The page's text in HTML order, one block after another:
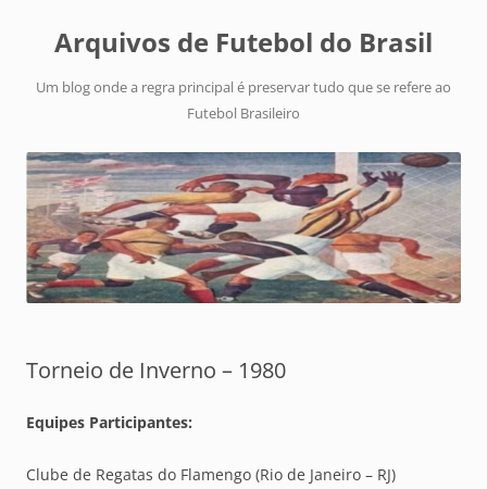
Arquivos de Futebol do Brasil
Um blog onde a regra principal é preservar tudo que se refere ao
Futebol Brasileiro
Torneio de Inverno – 1980
Equipes Participantes:
Clube de Regatas do Flamengo (Rio de Janeiro – RJ)